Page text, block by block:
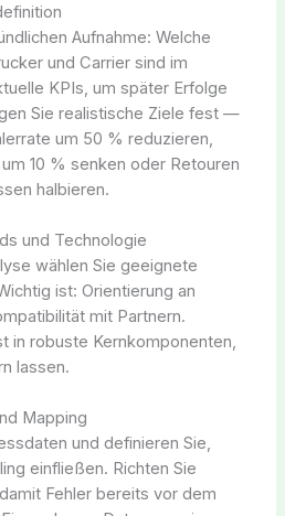
Aufnahme: Welche
und Carrier sind im
KPIs, um später Erfolge
Sie realistische Ziele fest —
um 50 % reduzieren,
10 % senken oder Retouren
halbieren.
und Technologie
wählen Sie geeignete
ist: Orientierung an
mit Partnern.
in robuste Kernkomponenten,
lassen.
Mapping
und definieren Sie,
einfließen. Richten Sie
Fehler bereits vor dem